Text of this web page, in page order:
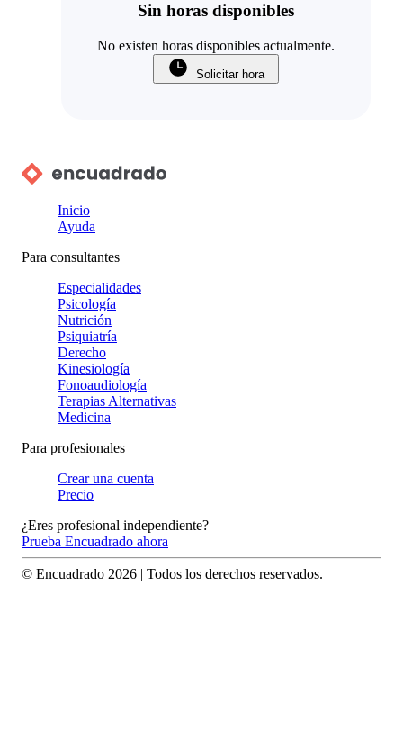
Sin horas disponibles
No existen horas disponibles actualmente.
Solicitar hora
Inicio
Ayuda
Para consultantes
Especialidades
Psicología
Nutrición
Psiquiatría
Derecho
Kinesiología
Fonoaudiología
Terapias Alternativas
Medicina
Para profesionales
Crear una cuenta
Precio
¿Eres profesional independiente?
Prueba Encuadrado ahora
© Encuadrado 2026 | Todos los derechos reservados.